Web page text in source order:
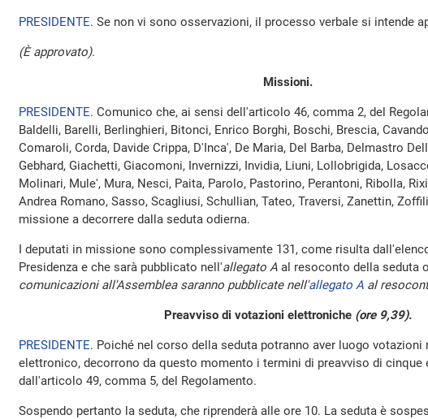
PRESIDENTE. Se non vi sono osservazioni, il processo verbale si intende
(È approvato).
Missioni.
PRESIDENTE. Comunico che, ai sensi dell'articolo 46, comma 2, del
Baldelli, Barelli, Berlinghieri, Bitonci, Enrico Borghi, Boschi, Brescia,
Comaroli, Corda, Davide Crippa, D'Inca', De Maria, Del Barba, Delmastro
Gebhard, Giachetti, Giacomoni, Invernizzi, Invidia, Liuni, Lollobrigida,
Molinari, Mule', Mura, Nesci, Paita, Parolo, Pastorino, Perantoni, Ribolla,
Andrea Romano, Sasso, Scagliusi, Schullian, Tateo, Traversi, Zanettin,
missione a decorrere dalla seduta odierna.
I deputati in missione sono complessivamente 131, come risulta
Presidenza e che sarà pubblicato nell'allegato A al resoconto della seduta
comunicazioni all'Assemblea saranno pubblicate nell'allegato A al
Preavviso di votazioni elettroniche (ore 9,39).
PRESIDENTE. Poiché nel corso della seduta potranno aver luogo votazioni
elettronico, decorrono da questo momento i termini di preavviso di cinque
dall'articolo 49, comma 5, del Regolamento.
Sospendo pertanto la seduta, che riprenderà alle ore 10. La seduta è